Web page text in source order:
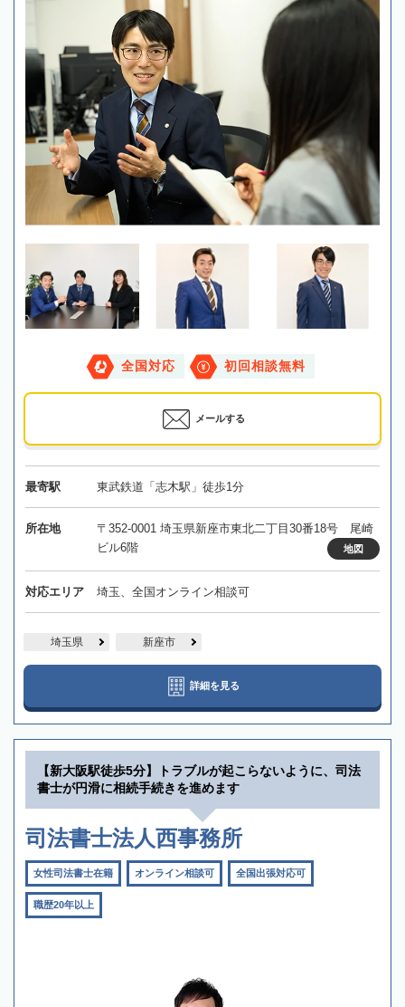
全国対応 初回相談無料
メールする
最寄駅 東武鉄道「志木駅」徒歩1分
所在地
〒352-0001 埼玉県新座市東北二丁目30番18号 尾崎
ビル6階
地図
対応エリア 埼玉、全国オンライン相談可
埼玉県 新座市
詳細を見る
【新大阪駅徒歩5分】トラブルが起こらないように、司法
書士が円滑に相続手続きを進めます
司法書士法人西事務所
女性司法書士在籍 オンライン相談可 全国出張対応可
職歴20年以上